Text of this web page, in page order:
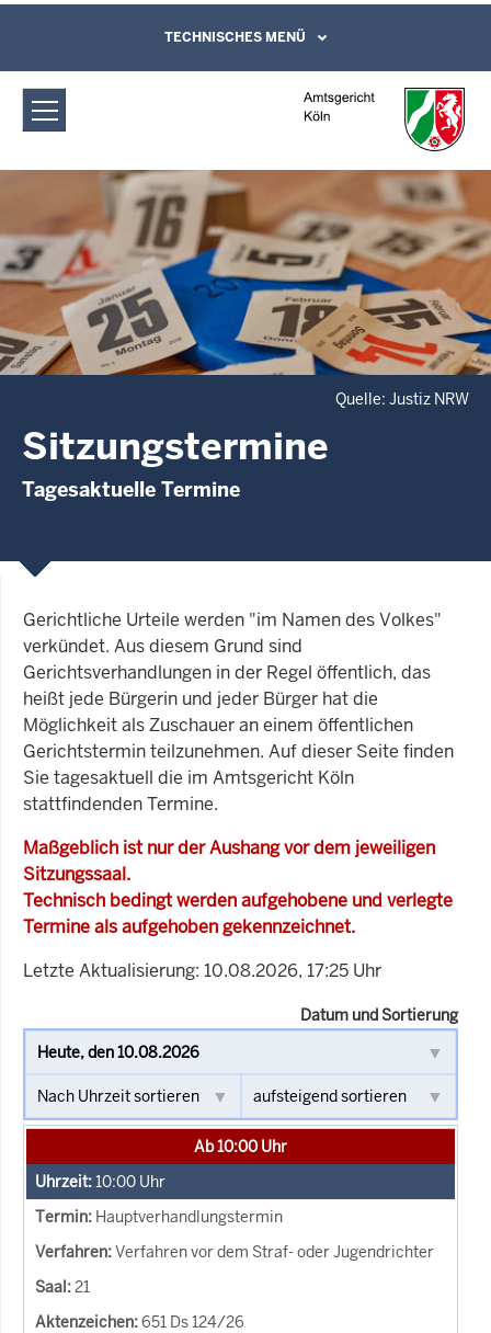
Amtsgericht Köln: Sitzungstermine
Direkt zum Inhalt
Leichte Sprache, Gebärdensprachenvideo
und Kontaktformular
TECHNISCHES MENÜ
Quelle: Justiz NRW
Sitzungstermine
Tagesaktuelle Termine
Gerichtliche Urteile werden "im Namen des Volkes"
verkündet. Aus diesem Grund sind
Gerichtsverhandlungen in der Regel öffentlich, das
heißt jede Bürgerin und jeder Bürger hat die
Möglichkeit als Zuschauer an einem öffentlichen
Gerichtstermin teilzunehmen. Auf dieser Seite finden
Sie tagesaktuell die im Amtsgericht Köln
stattfindenden Termine.
Maßgeblich ist nur der Aushang vor dem jeweiligen
Sitzungssaal.
Technisch bedingt werden aufgehobene und verlegte
Termine als aufgehoben gekennzeichnet.
Letzte Aktualisierung: 10.08.2026, 17:25 Uhr
Datum und Sortierung
Ab 10:00 Uhr
10:00 Uhr
Hauptverhandlungstermin
Verfahren vor dem Straf- oder Jugendrichter
21
651 Ds 124/26